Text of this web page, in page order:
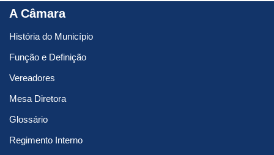
A Câmara
História do Município
Função e Definição
Vereadores
Mesa Diretora
Glossário
Regimento Interno